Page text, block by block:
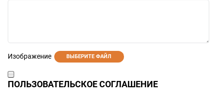
Изображение ВЫБЕРИТЕ ФАЙЛ
ПОЛЬЗОВАТЕЛЬСКОЕ СОГЛАШЕНИЕ